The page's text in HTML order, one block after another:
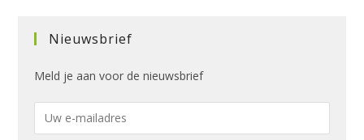
Nieuwsbrief
Meld je aan voor de nieuwsbrief
-